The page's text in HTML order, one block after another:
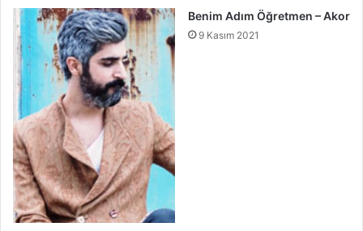
Benim Adım Öğretmen – Akor
9 Kasım 2021